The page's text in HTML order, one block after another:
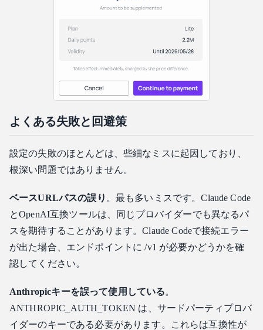
よくある失敗と回避策
設定の失敗のほとんどは、些細なミスに起因しており、
根深い問題ではありません。
ベースURLパスの誤り 。最も多いミスです。Claude Code
とOpenAI互換ツールは、同じプロバイダーでも異なるパ
スを期待することがあります。Claude Codeで接続エラー
が出た場合、エンドポイントに /v1 が必要かどうかを確
認してください。
Anthropicキーを誤って使用している。
ANTHROPIC_AUTH_TOKEN は、サードパーティプロバ
イダーのキーである必要があります。これらは互換性が